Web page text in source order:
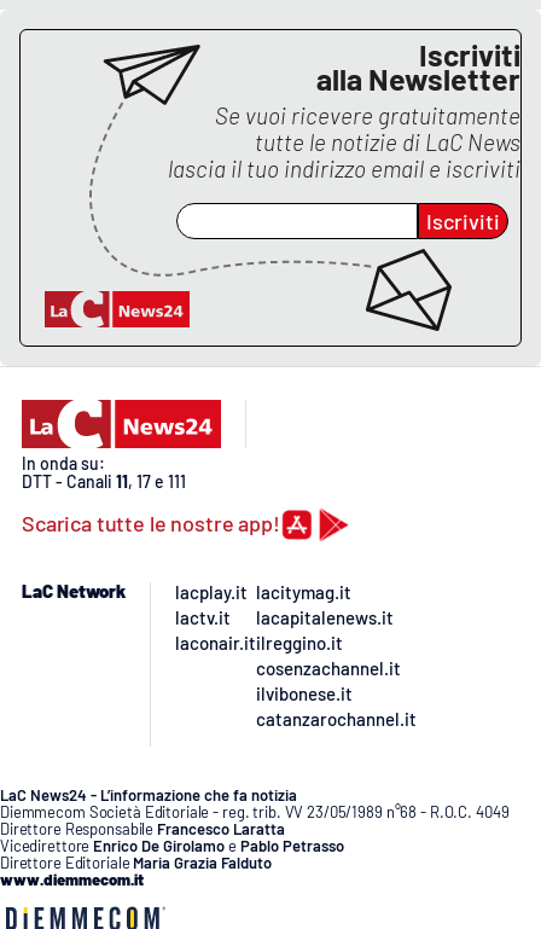
Iscriviti
alla Newsletter
Se vuoi ricevere gratuitamente
tutte le notizie di LaC News
lascia il tuo indirizzo email e iscriviti
Iscriviti
In onda su:
DTT - Canali 11, 17 e 111
Scarica tutte le nostre app!
LaC Network
lacplay.it
lactv.it
laconair.it
lacitymag.it
lacapitalenews.it
ilreggino.it
cosenzachannel.it
ilvibonese.it
catanzarochannel.it
LaC News24 - L’informazione che fa notizia
Diemmecom Società Editoriale - reg. trib. VV 23/05/1989 n°68 - R.O.C. 4049
Direttore Responsabile Francesco Laratta
Vicedirettore Enrico De GirolamoePablo Petrasso
Direttore Editoriale Maria Grazia Falduto
www.diemmecom.it